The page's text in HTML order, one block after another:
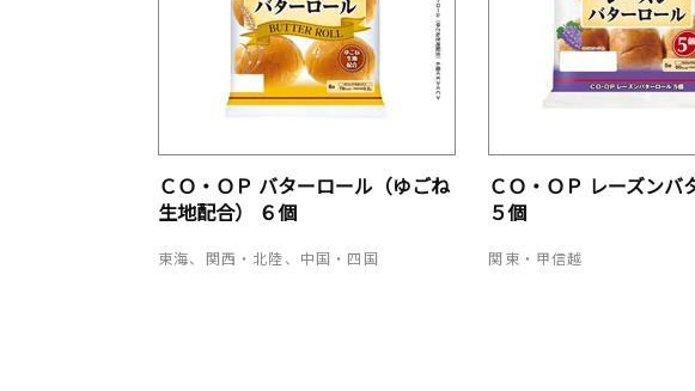
ＣＯ・ＯＰ バターロール（ゆごね
生地配合） ６個
東海、関西・北陸、中国・四国
ＣＯ・ＯＰ レーズンバ
５個
関東・甲信越